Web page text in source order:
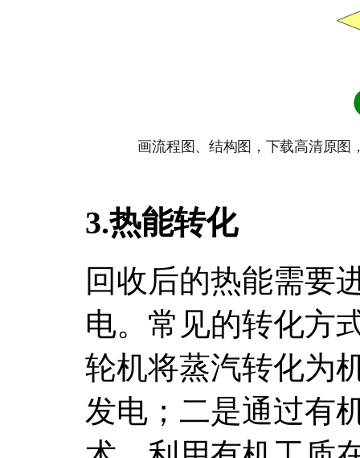
3.热能转化
回收后的热能需要
电。常见的转化方
轮机将蒸汽转化为
发电；二是通过有